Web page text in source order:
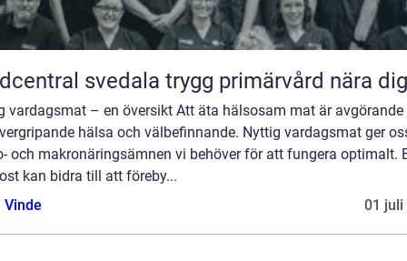
Vårdcentral svedala trygg primärvård nära dig
vardagsmat – en översikt Att äta hälsosam mat är
hälsa och välbefinnande. Nyttig vardagsmat ger
och makronäringsämnen vi behöver för att fungera optimalt.
kan bidra till att föreby...
Vinde
01 juli